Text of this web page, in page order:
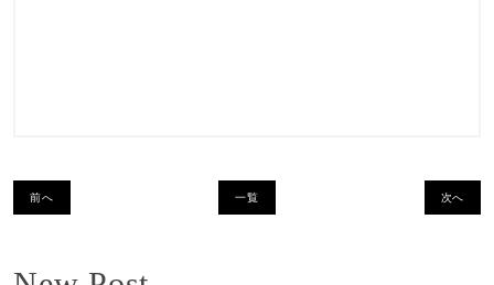
前へ 一覧 次へ